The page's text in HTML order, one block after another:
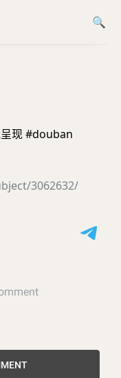
现 #douban
3062632/